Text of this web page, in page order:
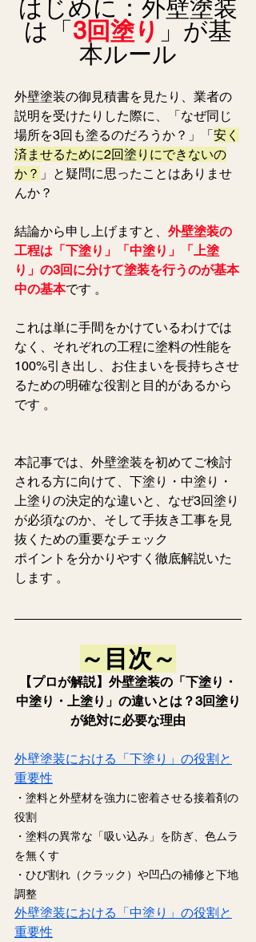
はじめに：外壁塗装
は「 3回塗り 」が基
本ルール
外壁塗装の御見積書を見たり、業者の
説明を受けたりした際に、「なぜ同じ
場所を3回も塗るのだろうか？」「 安く
済ませるために2回塗りにできないの
か？ 」と疑問に思ったことはありませ
んか？
結論から申し上げますと、 外壁塗装の
工程は「下塗り」「中塗り」「上塗
り」の3回に分けて塗装を行うのが基本
中の基本です 。
これは単に手間をかけているわけでは
なく、それぞれの工程に塗料の性能を
100%引き出し、お住まいを長持ちさせ
るための明確な役割と目的があるから
です 。
本記事では、外壁塗装を初めてご検討
される方に向けて、下塗り・中塗り・
上塗りの決定的な違いと、なぜ3回塗り
が必須なのか、そして手抜き工事を見
抜くための重要なチェック
ポイントを分かりやすく徹底解説いた
します 。
～目次～
【プロが解説】外壁塗装の「下塗り・
中塗り・上塗り」の違いとは？3回塗り
が絶対に必要な理由
外壁塗装における「下塗り」の役割と
重要性
・塗料と外壁材を強力に密着させる接着剤の
役割
・塗料の異常な「吸い込み」を防ぎ、色ムラ
を無くす
・ひび割れ（クラック）や凹凸の補修と下地
調整
外壁塗装における「中塗り」の役割と
重要性